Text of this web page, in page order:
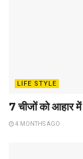
LIFE STYLE
7 चीजों को आहार
4 MONTHS AGO